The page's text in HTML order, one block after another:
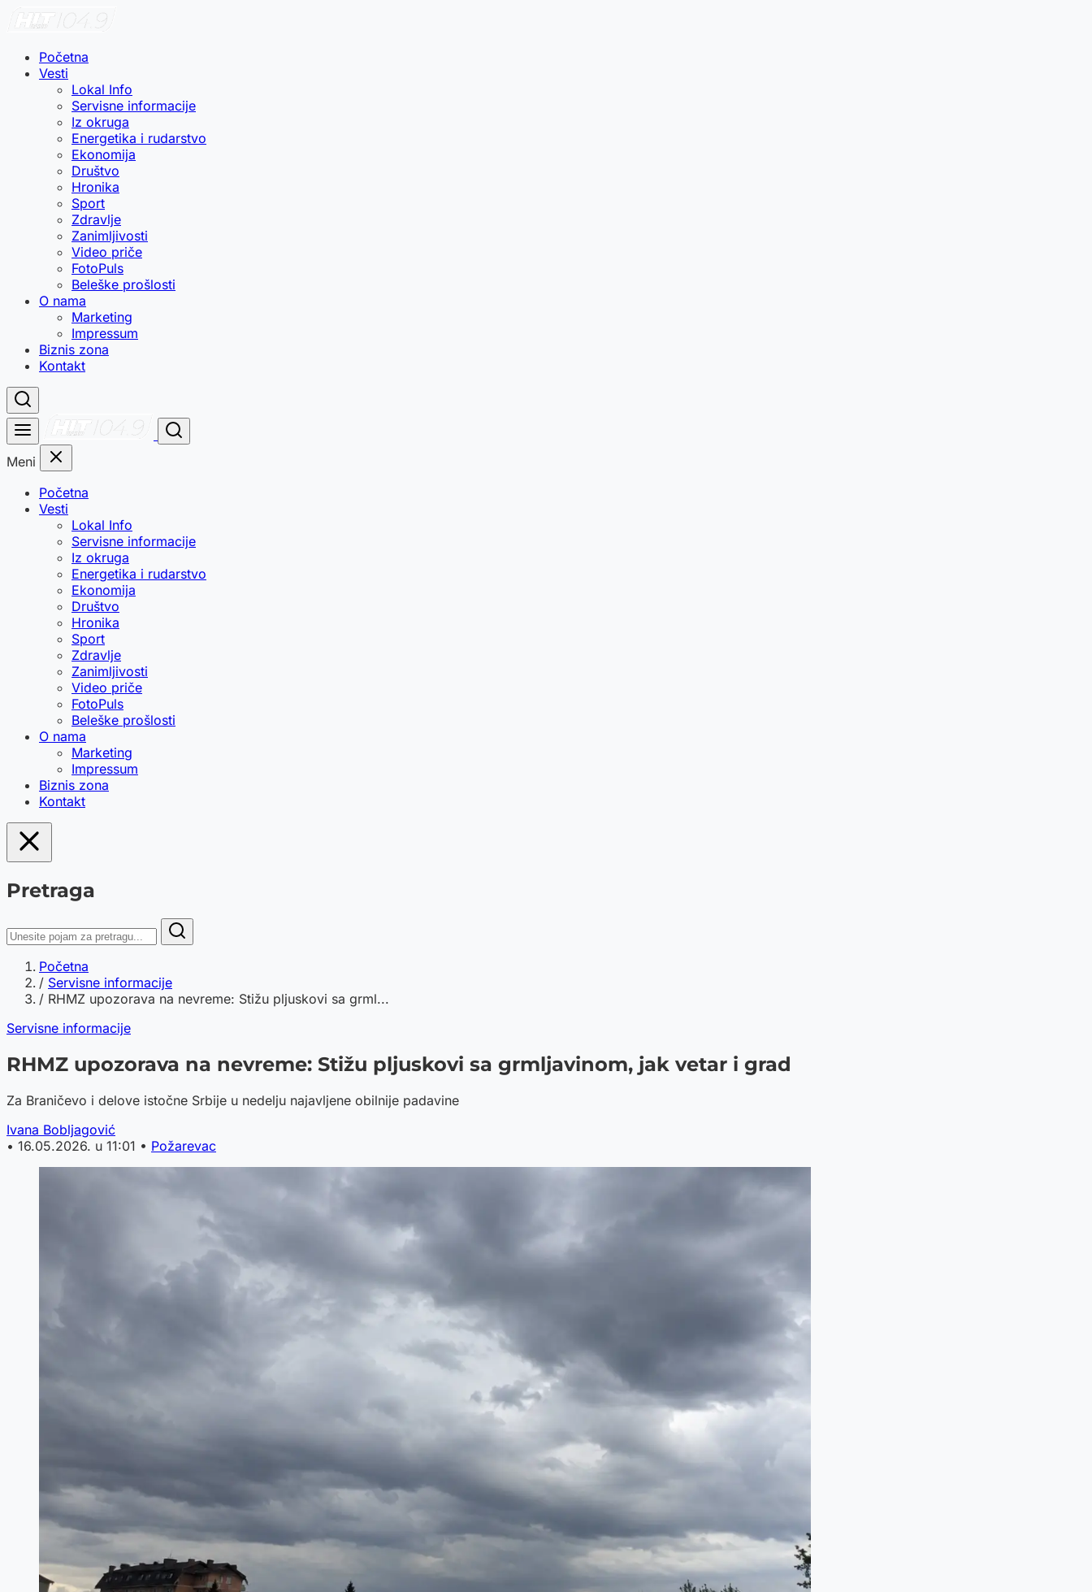
Početna
Vesti
Lokal Info
Servisne informacije
Iz okruga
Energetika i rudarstvo
Ekonomija
Društvo
Hronika
Sport
Zdravlje
Zanimljivosti
Video priče
FotoPuls
Beleške prošlosti
O nama
Marketing
Impressum
Biznis zona
Kontakt
Meni
Početna
Vesti
Lokal Info
Servisne informacije
Iz okruga
Energetika i rudarstvo
Ekonomija
Društvo
Hronika
Sport
Zdravlje
Zanimljivosti
Video priče
FotoPuls
Beleške prošlosti
O nama
Marketing
Impressum
Biznis zona
Kontakt
Pretraga
Početna
/ Servisne informacije
/ RHMZ upozorava na nevreme: Stižu pljuskovi sa grml...
Servisne informacije
RHMZ upozorava na nevreme: Stižu pljuskovi sa grmljavinom, jak vetar i grad
Za Braničevo i delove istočne Srbije u nedelju najavljene obilnije padavine
Ivana Bobljagović
• 16.05.2026. u 11:01 • Požarevac